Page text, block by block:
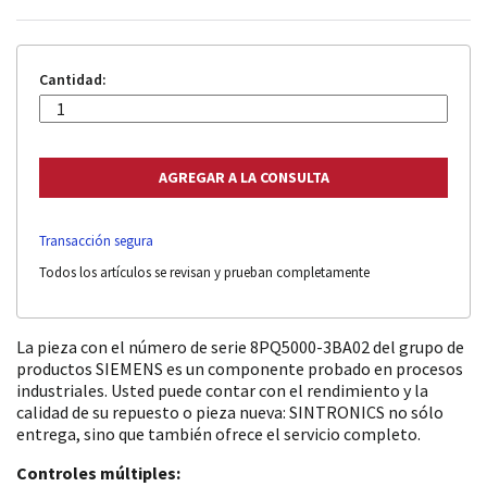
Cantidad:
Transacción segura
Todos los artículos se revisan y prueban completamente
La pieza con el número de serie 8PQ5000-3BA02 del grupo de
productos SIEMENS es un componente probado en procesos
industriales. Usted puede contar con el rendimiento y la
calidad de su repuesto o pieza nueva: SINTRONICS no sólo
entrega, sino que también ofrece el servicio completo.
Controles múltiples: